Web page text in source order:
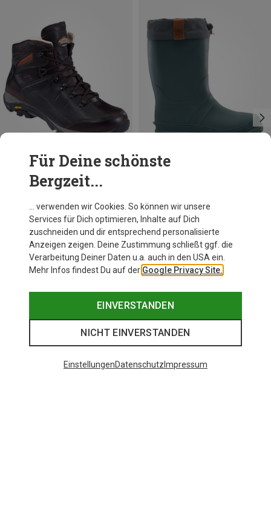
Du sparst 10%
Für Deine schönste
Bergzeit...
… verwenden wir Cookies. So können wir unsere
Services für Dich optimieren, Inhalte auf Dich
zuschneiden und dir entsprechend personalisierte
Anzeigen zeigen. Deine Zustimmung schließt ggf. die
Verarbeitung Deiner Daten u.a. auch in den USA ein.
Mehr Infos findest Du auf der Google Privacy Site.
EINVERSTANDEN
NICHT EINVERSTANDEN
EinstellungenDatenschutz Impressum